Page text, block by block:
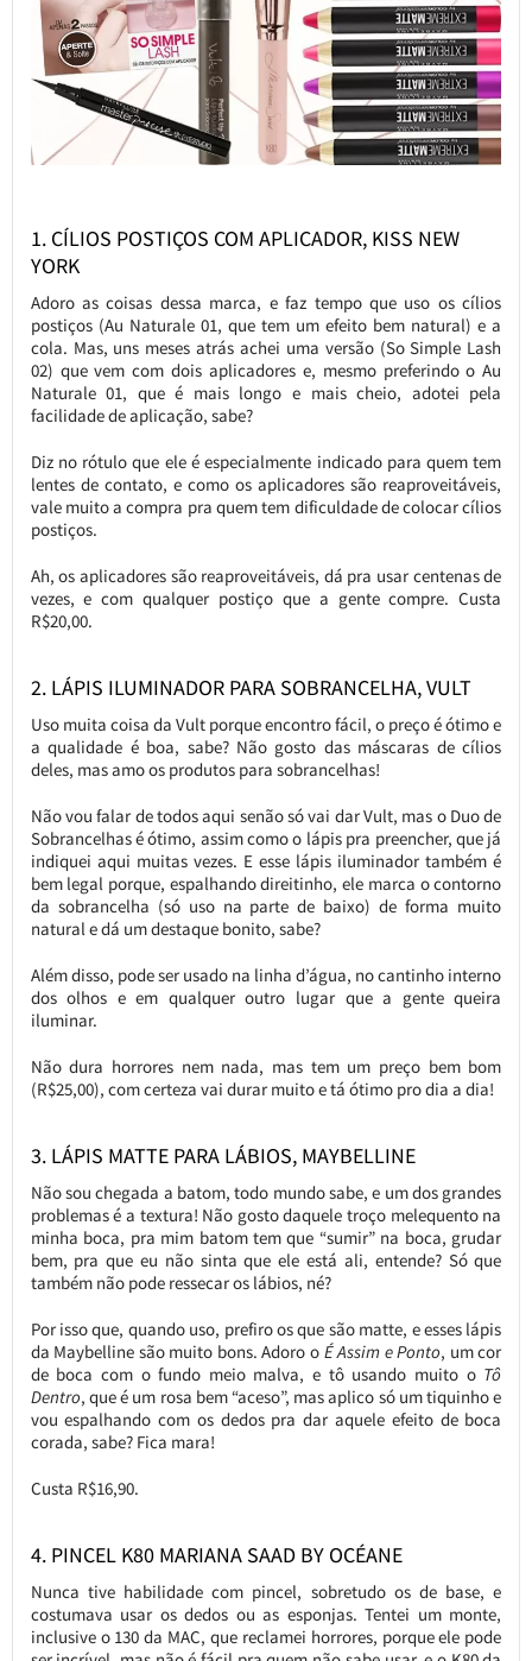
1. CÍLIOS POSTIÇOS COM APLICADOR, KISS NEW
YORK
Adoro as coisas dessa marca, e faz tempo que uso os cílios
postiços (Au Naturale 01, que tem um efeito bem natural) e a
cola. Mas, uns meses atrás achei uma versão (So Simple Lash
02) que vem com dois aplicadores e, mesmo preferindo o Au
Naturale 01, que é mais longo e mais cheio, adotei pela
facilidade de aplicação, sabe?
Diz no rótulo que ele é especialmente indicado para quem tem
lentes de contato, e como os aplicadores são reaproveitáveis,
vale muito a compra pra quem tem dificuldade de colocar cílios
postiços.
Ah, os aplicadores são reaproveitáveis, dá pra usar centenas de
vezes, e com qualquer postiço que a gente compre. Custa
R$20,00.
2. LÁPIS ILUMINADOR PARA SOBRANCELHA, VULT
Uso muita coisa da Vult porque encontro fácil, o preço é ótimo e
a qualidade é boa, sabe? Não gosto das máscaras de cílios
deles, mas amo os produtos para sobrancelhas!
Não vou falar de todos aqui senão só vai dar Vult, mas o Duo de
Sobrancelhas é ótimo, assim como o lápis pra preencher, que já
indiquei aqui muitas vezes. E esse lápis iluminador também é
bem legal porque, espalhando direitinho, ele marca o contorno
da sobrancelha (só uso na parte de baixo) de forma muito
natural e dá um destaque bonito, sabe?
Além disso, pode ser usado na linha d’água, no cantinho interno
dos olhos e em qualquer outro lugar que a gente queira
iluminar.
Não dura horrores nem nada, mas tem um preço bem bom
(R$25,00), com certeza vai durar muito e tá ótimo pro dia a dia!
3. LÁPIS MATTE PARA LÁBIOS, MAYBELLINE
Não sou chegada a batom, todo mundo sabe, e um dos grandes
problemas é a textura! Não gosto daquele troço melequento na
minha boca, pra mim batom tem que “sumir” na boca, grudar
bem, pra que eu não sinta que ele está ali, entende? Só que
também não pode ressecar os lábios, né?
Por isso que, quando uso, prefiro os que são matte, e esses lápis
da Maybelline são muito bons. Adoro o É Assim e Ponto, um cor
de boca com o fundo meio malva, e tô usando muito o Tô
Dentro, que é um rosa bem “aceso”, mas aplico só um tiquinho e
vou espalhando com os dedos pra dar aquele efeito de boca
corada, sabe? Fica mara!
Custa R$16,90.
4. PINCEL K80 MARIANA SAAD BY OCÉANE
Nunca tive habilidade com pincel, sobretudo os de base, e
costumava usar os dedos ou as esponjas. Tentei um monte,
inclusive o 130 da MAC, que reclamei horrores, porque ele pode